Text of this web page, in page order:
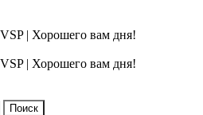
| Хорошего вам дня!
| Хорошего вам дня!